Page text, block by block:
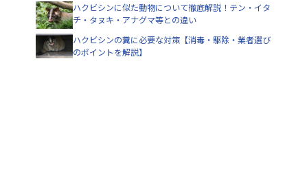
ハクビシンに似た動物について徹底解説！テン・イタ
チ・タヌキ・アナグマ等との違い
ハクビシンの糞に必要な対策【消毒・駆除・業者選び
のポイントを解説】